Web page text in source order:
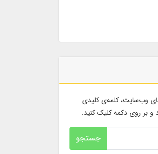
وب‌سایت، کلمه‌ی کلیدی
و بر روی دکمه کلیک کنید.
جستجو